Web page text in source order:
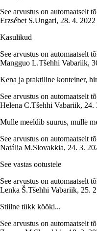
See arvustus on automaatselt
Erzsébet S.Ungari, 28. 4. 2022
Kasulikud
See arvustus on automaatselt
Mangguo L.Tšehhi Vabariik,
Kena ja praktiline konteiner,
See arvustus on automaatselt
Helena C.Tšehhi Vabariik, 24.
Mulle meeldib suurus, mulle
See arvustus on automaatselt
Natália M.Slovakkia, 24. 3.
See vastas ootustele
See arvustus on automaatselt
Lenka Š.Tšehhi Vabariik, 25.
Stiilne tükk kööki...
See arvustus on automaatselt